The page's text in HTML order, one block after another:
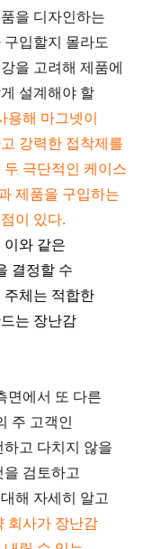
을 디자인하는
입할지 몰라도
을 고려해 제품에
설계해야 할
용해 마그넷이
강력한 접착제를
극단적인 케이스
제품을 구입하는
이 있다.
이와 같은
결정할 수
주체는 적합한
는 장난감
면에서 또 다른
주 고객인
고 다치지 않을
검토하고
해 자세히 알고
회사가 장난감